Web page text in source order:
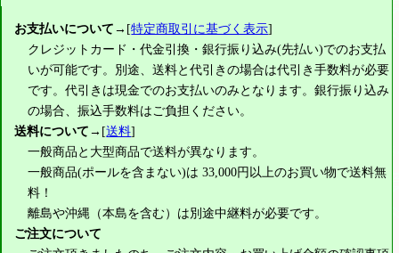
お支払いについて→[特定商取引に基づく表示]
クレジットカード・代金引換・銀行振り込み(先払い)でのお支払
いが可能です。別途、送料と代引きの場合は代引き手数料が必要
です。代引きは現金でのお支払いのみとなります。銀行振り込み
の場合、振込手数料はご負担ください。
送料について→[送料]
一般商品と大型商品で送料が異なります。
一般商品(ポールを含まない)は 33,000円以上のお買い物で送料無
料！
離島や沖縄（本島を含む）は別途中継料が必要です。
ご注文について